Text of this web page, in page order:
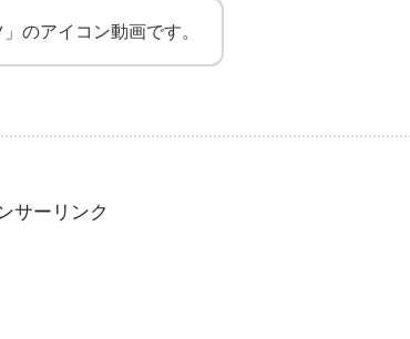
のアイコン動画です。
サーリンク